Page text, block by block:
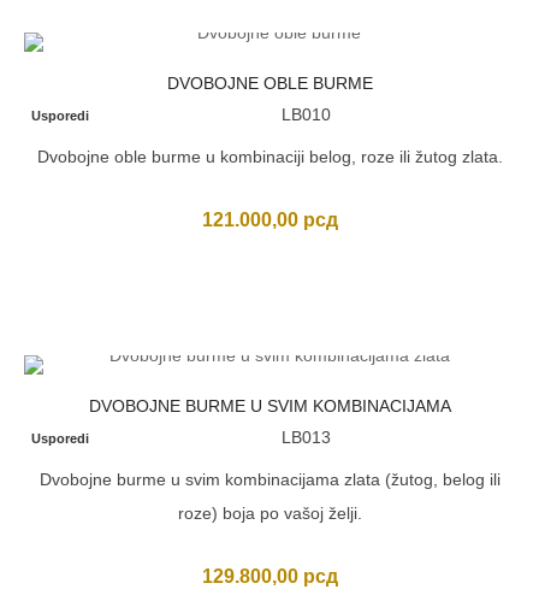
DVOBOJNE OBLE BURME
Usporedi LB010
Dvobojne oble burme u kombinaciji belog, roze ili žutog zlata.
121.000,00 рсд
DVOBOJNE BURME U SVIM KOMBINACIJAMA
Usporedi LB013
Dvobojne burme u svim kombinacijama zlata (žutog, belog ili
roze) boja po vašoj želji.
129.800,00 рсд